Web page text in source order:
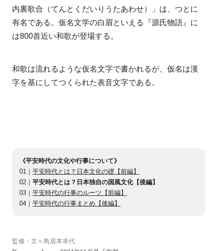
内裏歌合（てんとくだいりうたあわせ）」は、つとに
有名である。仮名文学の白眉といえる『源氏物語』に
は800首近い和歌が登場する。
和歌は流れるような仮名文字で書かれるが、仮名は漢
字を基にしてつくられた表音文字である。
《平安時代の文化や行事について》
01｜ 平安時代とは？日本文化の礎【前編】
02｜ 平安時代とは？日本独自の国風文化【後編】
03｜ 平安時代の行事のルーツ【前編】
04｜ 平安時代の行事まとめ【後編】
監修・文＝鳥居本幸代